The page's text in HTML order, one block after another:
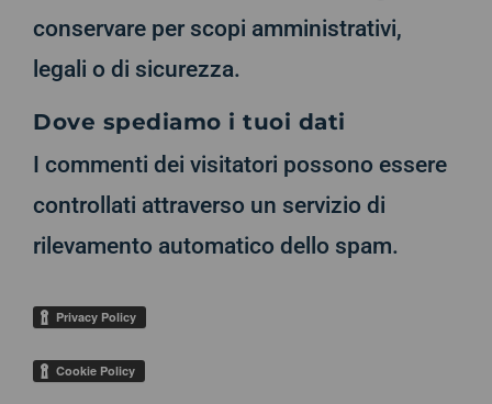
conservare per scopi amministrativi,
legali o di sicurezza.
Dove spediamo i tuoi dati
I commenti dei visitatori possono essere
controllati attraverso un servizio di
rilevamento automatico dello spam.